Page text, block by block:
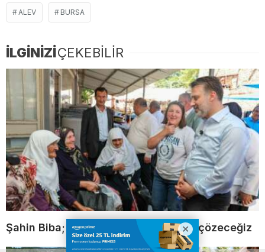
ALEV BURSA
İLGİNİZİÇEKEBİLİR
Şahin Biba; Harmancık’ın sorunlarını çözeceğiz